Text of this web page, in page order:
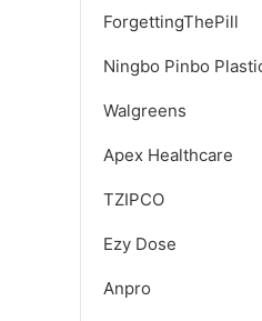
ForgettingThePill
Ningbo Pinbo
Walgreens
Apex Healthcare
TZIPCO
Ezy Dose
Anpro